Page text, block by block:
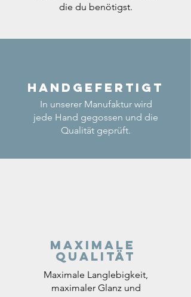
die du benötigst.
Handgefertigt
In unserer Manufaktur wird
jede Hand gegossen und die
Qualität geprüft.
Maximale
Qualität
Maximale Langlebigkeit,
maximaler Glanz und